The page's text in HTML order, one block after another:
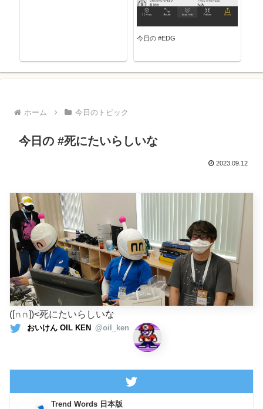
今日の #EDG
ホーム 今日のトピック
今日の #死にたいらしいな
2023.09.12
([∩∩])<死にたいらしいな
おいけん OIL KEN @oil_ken
Trend Words 日本版